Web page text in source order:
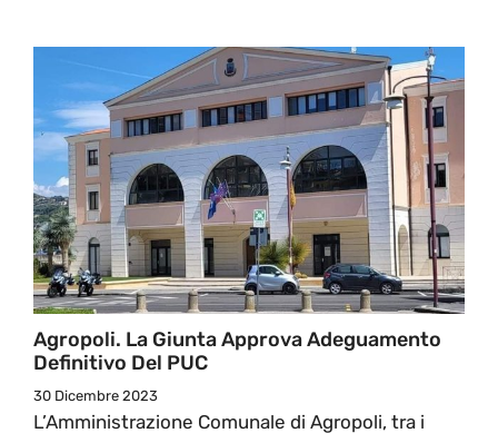
Agropoli. La Giunta Approva Adeguamento
Definitivo Del PUC
30 Dicembre 2023
L’Amministrazione Comunale di Agropoli, tra i